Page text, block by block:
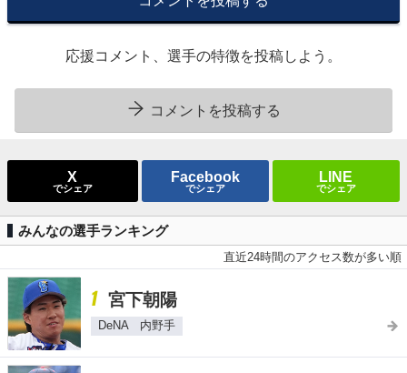
応援コメント、選手の特徴を投稿しよう。
コメントを投稿する
X
でシェア
Facebook
でシェア
LINE
でシェア
みんなの選手ランキング
直近24時間のアクセス数が多い順
1 宮下朝陽
DeNA 内野手